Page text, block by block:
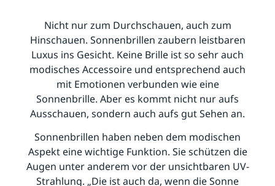
Nicht nur zum Durchschauen, auch zum
Hinschauen. Sonnenbrillen zaubern leistbaren
Luxus ins Gesicht. Keine Brille ist so sehr auch
modisches Accessoire und entsprechend auch
mit Emotionen verbunden wie eine
Sonnenbrille. Aber es kommt nicht nur aufs
Ausschauen, sondern auch aufs gut Sehen an.
Sonnenbrillen haben neben dem modischen
Aspekt eine wichtige Funktion. Sie schützen die
Augen unter anderem vor der unsichtbaren UV-
Strahlung. „Die ist auch da, wenn die Sonne